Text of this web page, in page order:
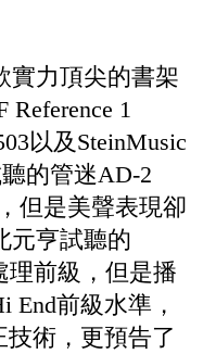
實力頂尖的書架
1
以及SteinMusic
的管迷AD-2
但是美聲表現卻
元亨試聽的
理前級，但是播
End前級水準，
技術，更預告了